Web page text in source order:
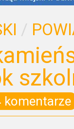
/
komentarze